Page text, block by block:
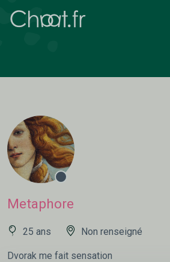
Metaphore
25 ans Non renseigné
Dvorak me fait sensation